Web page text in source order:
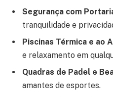
Segurança com
tranquilidade e
Piscinas Térmica e ao
e relaxamento em
Quadras de Padel e
amantes de esportes.